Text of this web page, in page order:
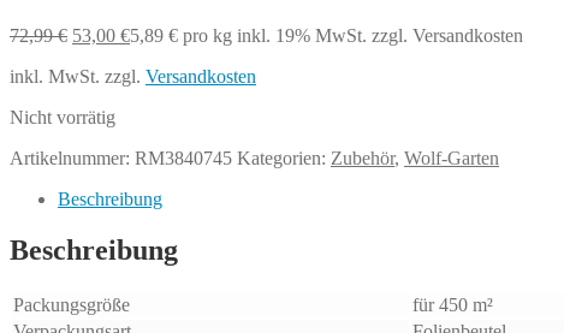
72,99€ Ursprünglicher
war:
53,00 €Aktueller
ist:
5,89 € pro kg inkl. 19% MwSt. zzgl. Versandkosten
inkl. MwSt. zzgl. Versandkosten
Nicht vorrätig
Artikelnummer: RM3840745 Kategorien: Zubehör, Wolf-Garten
Beschreibung
Beschreibung
Packungsgröße
für 450 m²